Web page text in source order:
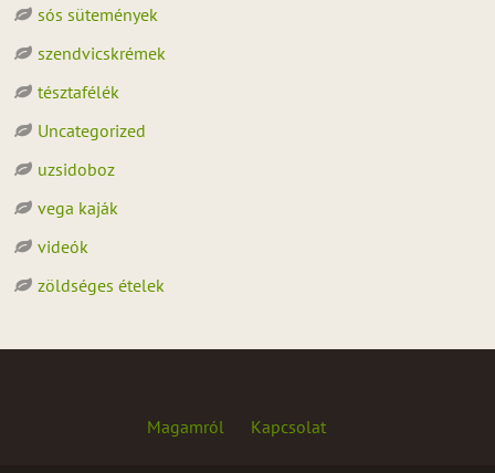
sós sütemények
szendvicskrémek
tésztafélék
Uncategorized
uzsidoboz
vega kaják
videók
zöldséges ételek
Magamról Kapcsolat